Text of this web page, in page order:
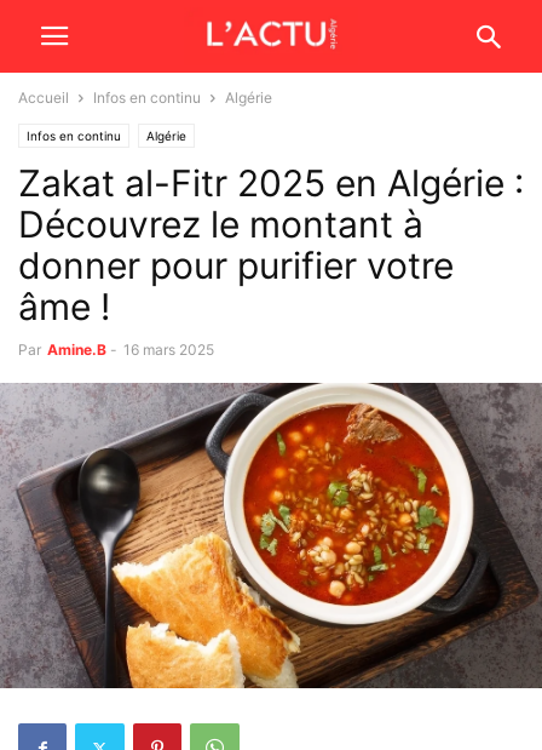
Accueil Infos en continu Algérie
Infos en continu Algérie
Zakat al-Fitr 2025 en Algérie :
Découvrez le montant à
donner pour purifier votre
âme !
Par Amine.B - 16 mars 2025